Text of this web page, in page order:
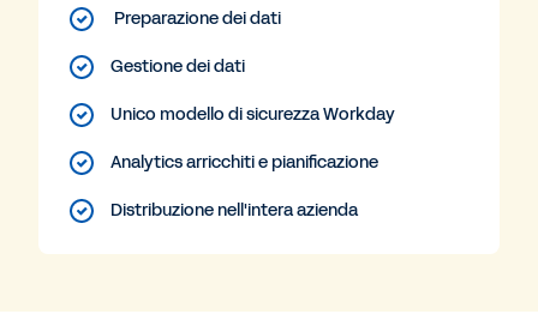
Preparazione dei dati
Gestione dei dati
Unico modello di sicurezza Workday
Analytics arricchiti e pianificazione
Distribuzione nell'intera azienda